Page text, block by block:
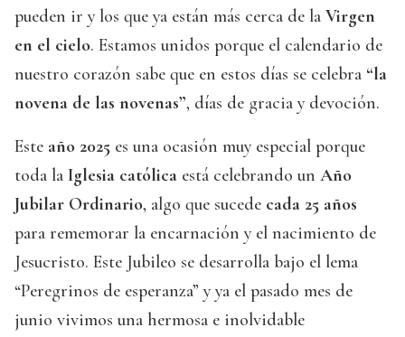
pueden ir y los que ya están más cerca de la Virgen
en el cielo. Estamos unidos porque el calendario de
nuestro corazón sabe que en estos días se celebra “la
novena de las novenas”, días de gracia y devoción.
Este año 2025 es una ocasión muy especial porque
toda la Iglesia católica está celebrando un Año
Jubilar Ordinario, algo que sucede cada 25 años
para rememorar la encarnación y el nacimiento de
Jesucristo. Este Jubileo se desarrolla bajo el lema
“Peregrinos de esperanza” y ya el pasado mes de
junio vivimos una hermosa e inolvidable